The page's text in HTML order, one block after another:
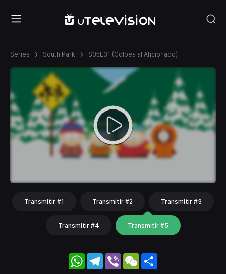
Series South Park S05E01 (Golpea al Aficionado)
Transmitir #1 Transmitir #2 Transmitir #3
Transmitir #4 Transmitir #5
WhatsApp
Telegram
Viber WeChat